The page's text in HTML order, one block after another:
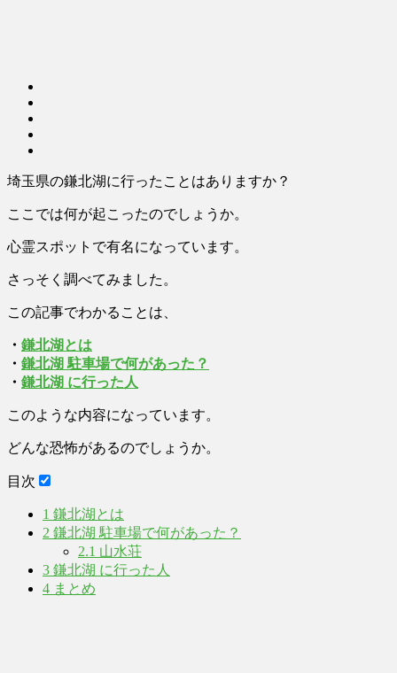
埼玉県の鎌北湖に行ったことはありますか？
ここでは何が起こったのでしょうか。
心霊スポットで有名になっています。
さっそく調べてみました。
この記事でわかることは、
・ 鎌北湖とは
・ 鎌北湖 駐車場で何があった？
・ 鎌北湖 に行った人
このような内容になっています。
どんな恐怖があるのでしょうか。
目次
1 鎌北湖とは
2 鎌北湖 駐車場で何があった？
2.1 山水荘
3 鎌北湖 に行った人
4 まとめ